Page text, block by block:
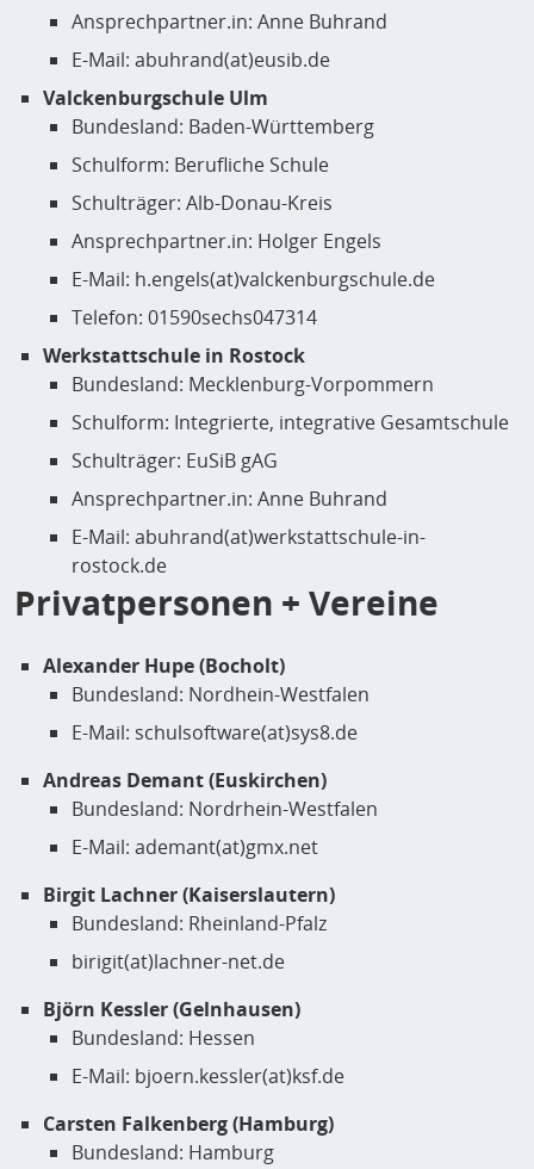
Ansprechpartner.in: Anne Buhrand
E-Mail: abuhrand(at)eusib.de
Valckenburgschule Ulm
Bundesland: Baden-Württemberg
Schulform: Berufliche Schule
Schulträger: Alb-Donau-Kreis
Ansprechpartner.in: Holger Engels
E-Mail: h.engels(at)valckenburgschule.de
Telefon: 01590sechs047314
Werkstattschule in Rostock
Bundesland: Mecklenburg-Vorpommern
Schulform: Integrierte, integrative Gesamtschule
Schulträger: EuSiB gAG
Ansprechpartner.in: Anne Buhrand
E-Mail: abuhrand(at)werkstattschule-in-
rostock.de
Privatpersonen + Vereine
Alexander Hupe (Bocholt)
Bundesland: Nordhein-Westfalen
E-Mail: schulsoftware(at)sys8.de
Andreas Demant (Euskirchen)
Bundesland: Nordrhein-Westfalen
E-Mail: ademant(at)gmx.net
Birgit Lachner (Kaiserslautern)
Bundesland: Rheinland-Pfalz
birigit(at)lachner-net.de
Björn Kessler (Gelnhausen)
Bundesland: Hessen
E-Mail: bjoern.kessler(at)ksf.de
Carsten Falkenberg (Hamburg)
Bundesland: Hamburg